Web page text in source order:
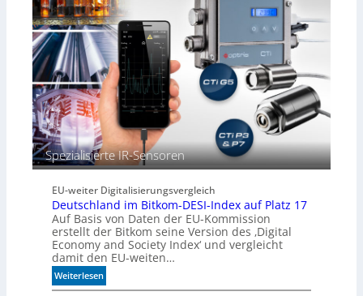
t
o
m
a
t
i
s
c
h
b
e
s
r
e
M
a
s
c
Spezialisierte IR-Sensoren
EU-weiter Digitalisierungsvergleich
Deutschland im Bitkom-DESI-Index auf Platz 17
Auf Basis von Daten der EU-Kommission
erstellt der Bitkom seine Version des ‚Digital
Economy and Society Index‘ und vergleicht
damit den EU-weiten…
Weiterlesen:
D